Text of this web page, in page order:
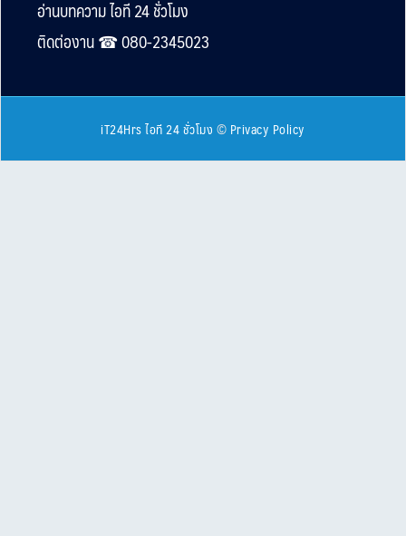
Footer
อ่านบทความ ไอที 24 ชั่วโมง
ติดต่องาน ☎︎ 080-2345023
iT24Hrs ไอที 24 ชั่วโมง © Privacy Policy